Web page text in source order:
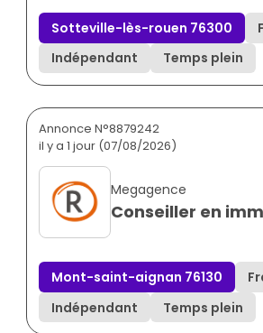
Sotteville-lès-rouen 76300
Indépendant
Temps plein
Annonce N°8879242
il y a 1 jour (07/08/2026)
Megagence
Conseiller en
Mont-saint-aignan 76130
Indépendant
Temps plein